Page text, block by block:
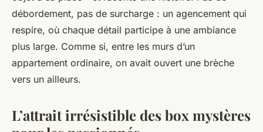
débordement, pas de surcharge : un agencement qui
respire, où chaque détail participe à une ambiance
plus large. Comme si, entre les murs d’un
appartement ordinaire, on avait ouvert une brèche
vers un ailleurs.
L’attrait irrésistible des box mystères